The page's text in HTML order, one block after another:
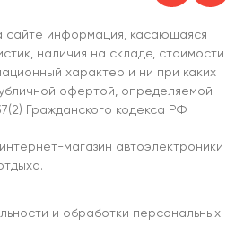
сайте информация, касающаяся
наличия на складе, стоимости
характер и ни при каких
офертой, определяемой
Гражданского кодекса РФ.
магазин автоэлектроники
и обработки персональных